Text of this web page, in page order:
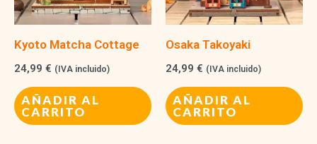
Kyoto Matcha Cottage
24,99 € (IVA incluido)
AÑADIR AL
CARRITO
Osaka Takoyaki
24,99 € (IVA incluido)
AÑADIR AL
CARRITO